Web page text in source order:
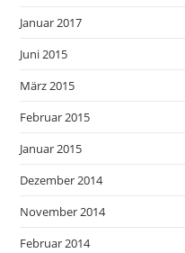
Januar 2017
Juni 2015
März 2015
Februar 2015
Januar 2015
Dezember 2014
November 2014
Februar 2014